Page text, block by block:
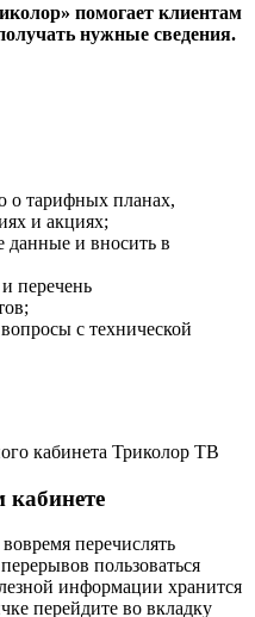
помогает клиентам
нужные сведения.
о тарифных планах,
и акциях;
данные и вносить в
перечень
с технической
кабинете
перечислять
пользоваться
информации хранится
перейдите во вкладку